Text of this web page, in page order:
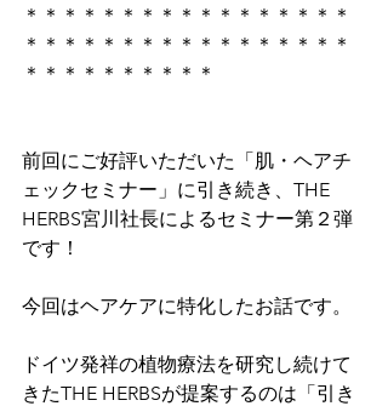
＊＊＊＊＊＊＊＊＊＊＊＊＊＊＊＊＊
＊＊＊＊＊＊＊＊＊＊＊＊＊＊＊＊＊
＊＊＊＊＊＊＊＊＊＊
前回にご好評いただいた「肌・ヘアチ
ェックセミナー」に引き続き、THE
HERBS宮川社長によるセミナー第２弾
です！
今回はヘアケアに特化したお話です。
ドイツ発祥の植物療法を研究し続けて
きたTHE HERBSが提案するのは「引き